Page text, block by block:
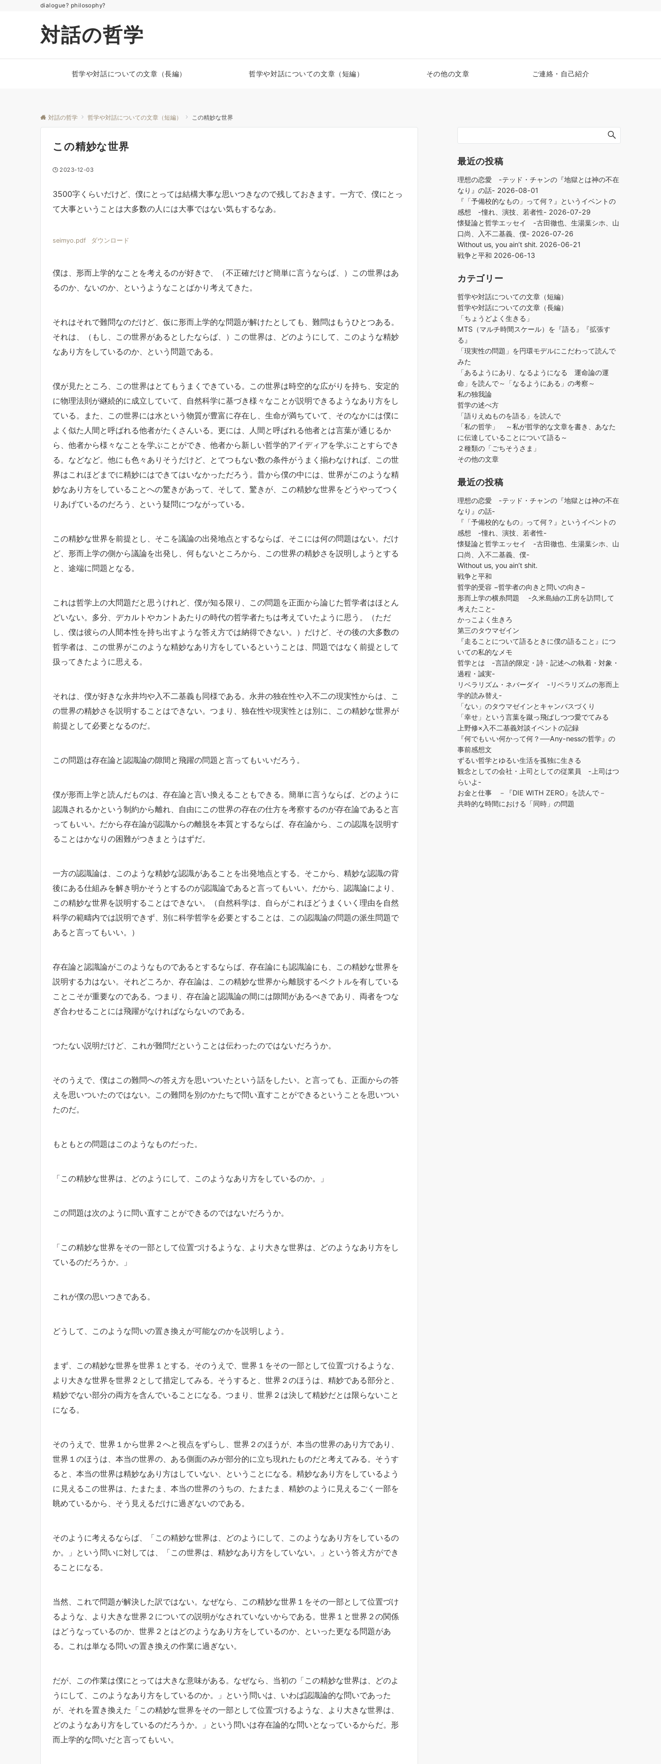
dialogue? philosophy?
対話の哲学
哲学や対話についての文章（長編） 哲学や対話についての文章（短編） その他の文章 ご連絡・自己紹介
対話の哲学 哲学や対話についての文章（短編） この精妙な世界
この精妙な世界
2023-12-03
3500字くらいだけど、僕にとっては結構大事な思いつきなので残しておきます。一方で、僕にとっ
て大事ということは大多数の人には大事ではない気もするなあ。
seimyo.pdf ダウンロード
僕は、形而上学的なことを考えるのが好きで、（不正確だけど簡単に言うならば、）この世界はあ
るのか、ないのか、というようなことばかり考えてきた。
それはそれで難問なのだけど、仮に形而上学的な問題が解けたとしても、難問はもうひとつある。
それは、（もし、この世界があるとしたならば、）この世界は、どのようにして、このような精妙
なあり方をしているのか、という問題である。
僕が見たところ、この世界はとてもうまくできている。この世界は時空的な広がりを持ち、安定的
に物理法則が継続的に成立していて、自然科学に基づき様々なことが説明できるようなあり方をし
ている。また、この世界には水という物質が豊富に存在し、生命が満ちていて、そのなかには僕に
よく似た人間と呼ばれる他者がたくさんいる。更には、人間と呼ばれる他者とは言葉が通じるか
ら、他者から様々なことを学ぶことができ、他者から新しい哲学的アイディアを学ぶことすらでき
る。などなど。他にも色々ありそうだけど、とてつもない数の条件がうまく揃わなければ、この世
界はこれほどまでに精妙にはできてはいなかっただろう。昔から僕の中には、世界がこのような精
妙なあり方をしていることへの驚きがあって、そして、驚きが、この精妙な世界をどうやってつく
りあげているのだろう、という疑問につながっている。
この精妙な世界を前提とし、そこを議論の出発地点とするならば、そこには何の問題はない。だけ
ど、形而上学の側から議論を出発し、何もないところから、この世界の精妙さを説明しようとする
と、途端に問題となる。
これは哲学上の大問題だと思うけれど、僕が知る限り、この問題を正面から論じた哲学者はほとん
どいない。多分、デカルトやカントあたりの時代の哲学者たちは考えていたように思う。（ただ
し、僕は彼らの人間本性を持ち出すような答え方では納得できない。）だけど、その後の大多数の
哲学者は、この世界がこのような精妙なあり方をしているということは、問題ではなく前提として
扱ってきたように思える。
それは、僕が好きな永井均や入不二基義も同様である。永井の独在性や入不二の現実性からは、こ
の世界の精妙さを説明することはできない。つまり、独在性や現実性とは別に、この精妙な世界が
前提として必要となるのだ。
この問題は存在論と認識論の隙間と飛躍の問題と言ってもいいだろう。
僕が形而上学と読んだものは、存在論と言い換えることもできる。簡単に言うならば、どのように
認識されるかという制約から離れ、自由にこの世界の存在の仕方を考察するのが存在論であると言
ってもいい。だから存在論が認識からの離脱を本質とするならば、存在論から、この認識を説明す
ることはかなりの困難がつきまとうはずだ。
一方の認識論は、このような精妙な認識があることを出発地点とする。そこから、精妙な認識の背
後にある仕組みを解き明かそうとするのが認識論であると言ってもいい。だから、認識論により、
この精妙な世界を説明することはできない。（自然科学は、自らがこれほどうまくいく理由を自然
科学の範疇内では説明できず、別に科学哲学を必要とすることは、この認識論の問題の派生問題で
あると言ってもいい。）
存在論と認識論がこのようなものであるとするならば、存在論にも認識論にも、この精妙な世界を
説明する力はない。それどころか、存在論は、この精妙な世界から離脱するベクトルを有している
ことこそが重要なのである。つまり、存在論と認識論の間には隙間があるべきであり、両者をつな
ぎ合わせることには飛躍がなければならないのである。
つたない説明だけど、これが難問だということは伝わったのではないだろうか。
そのうえで、僕はこの難問への答え方を思いついたという話をしたい。と言っても、正面からの答
えを思いついたのではない。この難問を別のかたちで問い直すことができるということを思いつい
たのだ。
もともとの問題はこのようなものだった。
「この精妙な世界は、どのようにして、このようなあり方をしているのか。」
この問題は次のように問い直すことができるのではないだろうか。
「この精妙な世界をその一部として位置づけるような、より大きな世界は、どのようなあり方をし
ているのだろうか。」
これが僕の思いつきである。
どうして、このような問いの置き換えが可能なのかを説明しよう。
まず、この精妙な世界を世界１とする。そのうえで、世界１をその一部として位置づけるような、
より大きな世界を世界２として措定してみる。そうすると、世界２のほうは、精妙である部分と、
精妙でない部分の両方を含んでいることになる。つまり、世界２は決して精妙だとは限らないこと
になる。
そのうえで、世界１から世界２へと視点をずらし、世界２のほうが、本当の世界のあり方であり、
世界１のほうは、本当の世界の、ある側面のみが部分的に立ち現れたものだと考えてみる。そうす
ると、本当の世界は精妙なあり方はしていない、ということになる。精妙なあり方をしているよう
に見えるこの世界は、たまたま、本当の世界のうちの、たまたま、精妙のように見えるごく一部を
眺めているから、そう見えるだけに過ぎないのである。
そのように考えるならば、「この精妙な世界は、どのようにして、このようなあり方をしているの
か。」という問いに対しては、「この世界は、精妙なあり方をしていない。」という答え方ができ
ることになる。
当然、これで問題が解決した訳ではない。なぜなら、この精妙な世界１をその一部として位置づけ
るような、より大きな世界２についての説明がなされていないからである。世界１と世界２の関係
はどうなっているのか、世界２とはどのようなあり方をしているのか、といった更なる問題があ
る。これは単なる問いの置き換えの作業に過ぎない。
だが、この作業は僕にとっては大きな意味がある。なぜなら、当初の「この精妙な世界は、どのよ
うにして、このようなあり方をしているのか。」という問いは、いわば認識論的な問いであった
が、それを置き換えた「この精妙な世界をその一部として位置づけるような、より大きな世界は、
どのようなあり方をしているのだろうか。」という問いは存在論的な問いとなっているからだ。形
而上学的な問いだと言ってもいい。
最近の投稿
理想の恋愛 -テッド・チャンの『地獄とは神の不在
なり』の話- 2026-08-01
『「予備校的なもの」って何？』というイベントの
感想 -憧れ、演技、若者性- 2026-07-29
懐疑論と哲学エッセイ -古田徹也、生湯葉シホ、山
口尚、入不二基義、僕- 2026-07-26
Without us, you ain’t shit. 2026-06-21
戦争と平和 2026-06-13
カテゴリー
哲学や対話についての文章（短編）
哲学や対話についての文章（長編）
「ちょうどよく生きる」
MTS（マルチ時間スケール）を『語る』『拡張す
る』
「現実性の問題」を円環モデルにこだわって読んで
みた
「あるようにあり、なるようになる 運命論の運
命」を読んで～「なるようにある」の考察～
私の独我論
哲学の述べ方
「語りえぬものを語る」を読んで
「私の哲学」 ～私が哲学的な文章を書き、あなた
に伝達していることについて語る～
２種類の「ごちそうさま」
その他の文章
最近の投稿
理想の恋愛 -テッド・チャンの『地獄とは神の不在
なり』の話-
『「予備校的なもの」って何？』というイベントの
感想 -憧れ、演技、若者性-
懐疑論と哲学エッセイ -古田徹也、生湯葉シホ、山
口尚、入不二基義、僕-
Without us, you ain’t shit.
戦争と平和
哲学的受容 −哲学者の向きと問いの向き−
形而上学の横糸問題 -久米島紬の工房を訪問して
考えたこと-
かっこよく生きろ
第三のタウマゼイン
『走ることについて語るときに僕の語ること』につ
いての私的なメモ
哲学とは -言語的限定・詩・記述への執着・対象・
過程・誠実-
リベラリズム・ネバーダイ -リベラリズムの形而上
学的読み替え-
「ない」のタウマゼインとキャンバスづくり
「幸せ」という言葉を蹴っ飛ばしつつ愛でてみる
上野修×入不二基義対談イベントの記録
『何でもいい何かって何？──Any-nessの哲学』の
事前感想文
ずるい哲学とゆるい生活を孤独に生きる
観念としての会社・上司としての従業員 -上司はつ
らいよ-
お金と仕事 －『DIE WITH ZERO』を読んで－
共時的な時間における「同時」の問題